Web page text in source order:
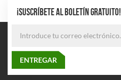
¡SUSCRÍBETE AL BOLETÍN GRATUITO!